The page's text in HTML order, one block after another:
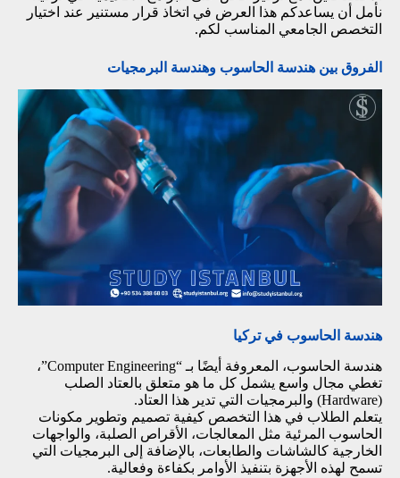
نأمل أن يساعدكم هذا العرض في اتخاذ قرار مستنير عند اختيار
التخصص الجامعي المناسب لكم.
الفروق بين هندسة الحاسوب وهندسة البرمجيات
هندسة الحاسوب في تركيا
هندسة الحاسوب، المعروفة أيضًا بـ “Computer Engineering”،
تغطي مجال واسع يشمل كل ما هو متعلق بالعتاد الصلب
(Hardware) والبرمجيات التي تدير هذا العتاد.
يتعلم الطلاب في هذا التخصص كيفية تصميم وتطوير مكونات
الحاسوب المرئية مثل المعالجات، الأقراص الصلبة، والواجهات
الخارجية كالشاشات والطابعات، بالإضافة إلى البرمجيات التي
تسمح لهذه الأجهزة بتنفيذ الأوامر بكفاءة وفعالية.